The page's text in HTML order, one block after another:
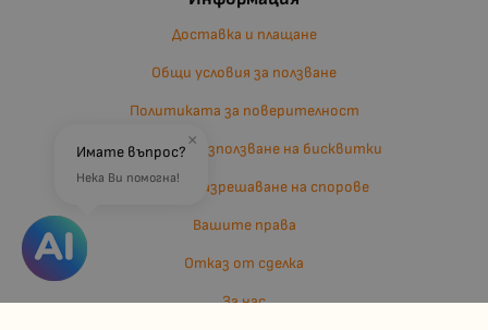
Доставка и плащане
Общи условия за ползване
Политиката за поверителност
Политика за използване на бисквитки
Въпроси и разрешаване на спорове
Вашите права
Отказ от сделка
За нас
×
Имате въпрос?
Нека Ви помогна!